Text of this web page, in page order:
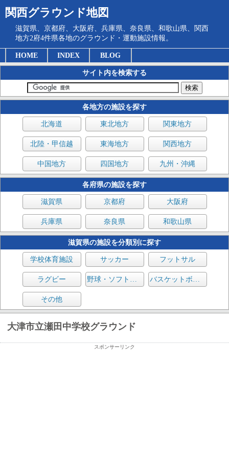
関西グラウンド地図
滋賀県、京都府、大阪府、兵庫県、奈良県、和歌山県、関西
地方2府4件県各地のグラウンド・運動施設情報。
HOME INDEX BLOG
サイト内を検索する
各地方の施設を探す
北海道 東北地方 関東地方
北陸・甲信越 東海地方 関西地方
中国地方 四国地方 九州・沖縄
各府県の施設を探す
滋賀県 京都府 大阪府
兵庫県 奈良県 和歌山県
滋賀県の施設を分類別に探す
学校体育施設 サッカー フットサル
ラグビー 野球・ソフトボール バスケットボール
その他
大津市立瀬田中学校グラウンド
スポンサーリンク